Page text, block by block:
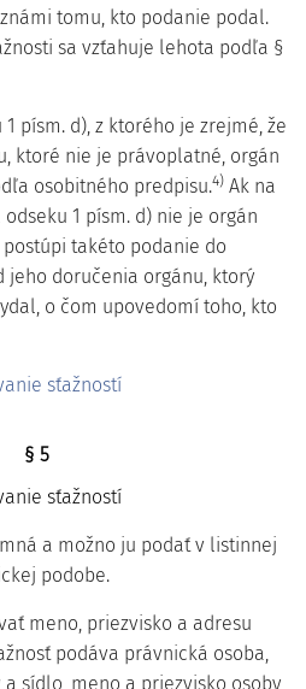
tomu, kto podanie podal.
sa vzťahuje lehota podľa §
písm. d), z ktorého je zrejmé, že
ktoré nie je právoplatné, orgán
osobitného predpisu.4) Ak na
1 písm. d) nie je orgán
takéto podanie do
jeho doručenia orgánu, ktorý
o čom upovedomí toho, kto
sťažností
§ 5
sťažností
a možno ju podať v listinnej
podobe.
meno, priezvisko a adresu
podáva právnická osoba,
sídlo, meno a priezvisko osoby